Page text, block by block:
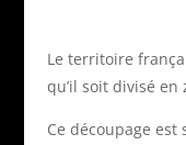
Le territoire
qu’il soit divisé en
Ce découpage